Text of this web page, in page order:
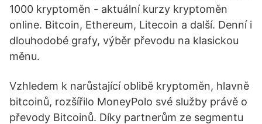
1000 kryptoměn - aktuální kurzy kryptoměn
online. Bitcoin, Ethereum, Litecoin a další. Denní i
dlouhodobé grafy, výběr převodu na klasickou
měnu.
Vzhledem k narůstající oblibě kryptoměn, hlavně
bitcoinů, rozšířilo MoneyPolo své služby právě o
převody Bitcoinů. Díky partnerům ze segmentu